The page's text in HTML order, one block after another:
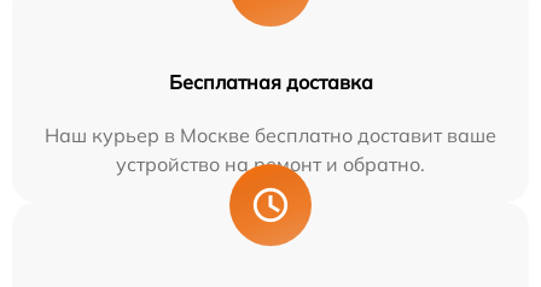
Бесплатная доставка
Наш курьер в Москве бесплатно доставит ваше
устройство на ремонт и обратно.